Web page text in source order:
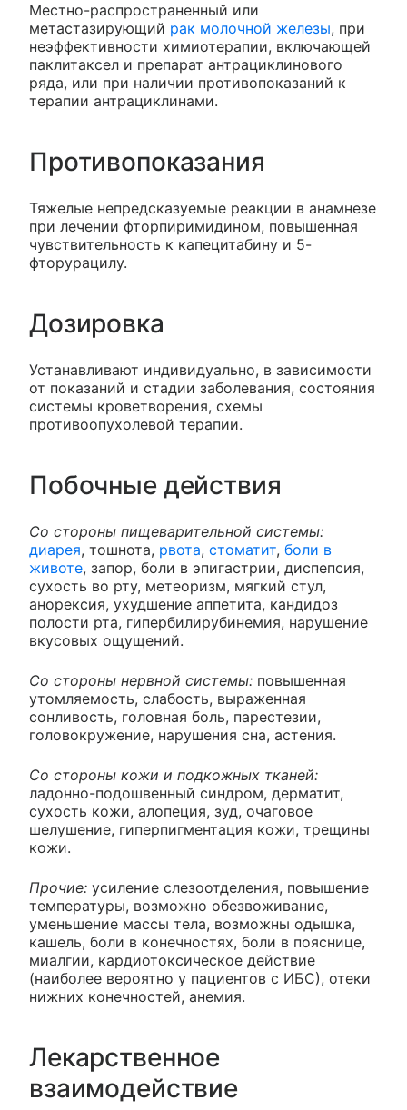
Местно-распространенный или
метастазирующий рак молочной железы, при
неэффективности химиотерапии, включающей
паклитаксел и препарат антрациклинового
ряда, или при наличии противопоказаний к
терапии антрациклинами.
Противопоказания
Тяжелые непредсказуемые реакции в анамнезе
при лечении фторпиримидином, повышенная
чувствительность к капецитабину и 5-
фторурацилу.
Дозировка
Устанавливают индивидуально, в зависимости
от показаний и стадии заболевания, состояния
системы кроветворения, схемы
противоопухолевой терапии.
Побочные действия
Со стороны пищеварительной системы:
диарея, тошнота, рвота, стоматит, боли в
животе, запор, боли в эпигастрии, диспепсия,
сухость во рту, метеоризм, мягкий стул,
анорексия, ухудшение аппетита, кандидоз
полости рта, гипербилирубинемия, нарушение
вкусовых ощущений.
Со стороны нервной системы: повышенная
утомляемость, слабость, выраженная
сонливость, головная боль, парестезии,
головокружение, нарушения сна, астения.
Со стороны кожи и подкожных тканей:
ладонно-подошвенный синдром, дерматит,
сухость кожи, алопеция, зуд, очаговое
шелушение, гиперпигментация кожи, трещины
кожи.
Прочие: усиление слезоотделения, повышение
температуры, возможно обезвоживание,
уменьшение массы тела, возможны одышка,
кашель, боли в конечностях, боли в пояснице,
миалгии, кардиотоксическое действие
(наиболее вероятно у пациентов с ИБС), отеки
нижних конечностей, анемия.
Лекарственное
взаимодействие